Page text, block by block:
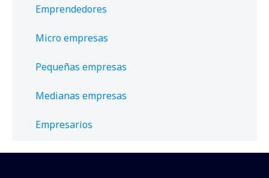
Emprendedores
Micro empresas
Pequeñas empresas
Medianas empresas
Empresarios